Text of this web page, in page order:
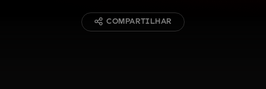
COMPARTILHAR